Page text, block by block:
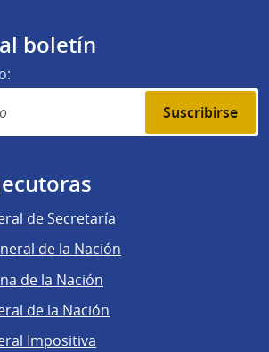
boletín
Suscribirse
de Secretaría
de la Nación
de la Nación
de la Nación
Impositiva